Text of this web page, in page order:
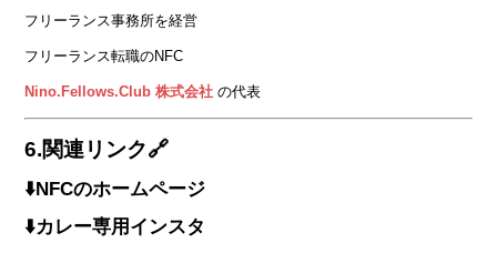
フリーランス事務所を経営
フリーランス転職のNFC
Nino.Fellows.Club 株式会社 の代表
6.関連リンク🔗
⬇️NFCのホームページ
⬇️カレー専用インスタ